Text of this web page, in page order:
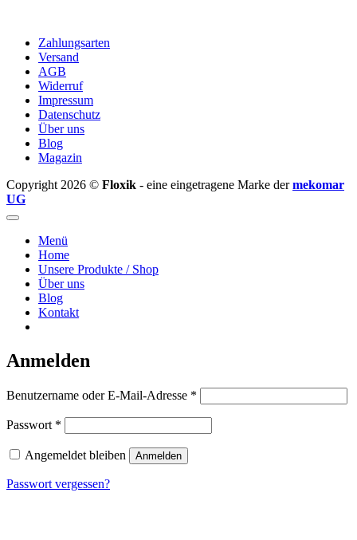
Zahlungsarten
Versand
AGB
Widerruf
Impressum
Datenschutz
Über uns
Blog
Magazin
Copyright 2026 © Floxik - eine eingetragene Marke dermekomar
UG
Menü
Home
Unsere Produkte / Shop
Über uns
Blog
Kontakt
Anmelden
Benutzername oder E-Mail-Adresse *
Passwort *
Angemeldet bleiben Anmelden
Passwort vergessen?